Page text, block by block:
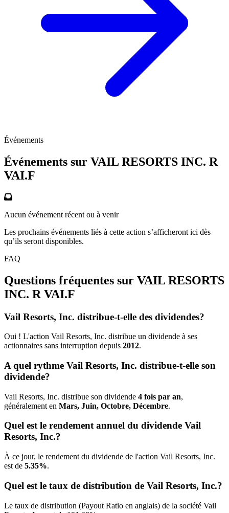
Événements
Événements sur VAIL RESORTS INC. R
VAI.F
Aucun événement récent ou à venir
Les prochains événements liés à cette action s’afficheront ici dès
qu’ils seront disponibles.
FAQ
Questions fréquentes sur VAIL RESORTS
INC. R VAI.F
Vail Resorts, Inc. distribue-t-elle des dividendes?
Oui ! L'action Vail Resorts, Inc. distribue un dividende à ses
actionnaires sans interruption depuis 2012.
A quel rythme Vail Resorts, Inc. distribue-t-elle son
dividende?
Vail Resorts, Inc. distribue son dividende 4 fois par an,
généralement en Mars, Juin, Octobre, Décembre.
Quel est le rendement annuel du dividende Vail
Resorts, Inc.?
À ce jour, le rendement du dividende de l'action Vail Resorts, Inc.
est de 5.35%.
Quel est le taux de distribution de Vail Resorts, Inc.?
Le taux de distribution (Payout Ratio en anglais) de la société Vail